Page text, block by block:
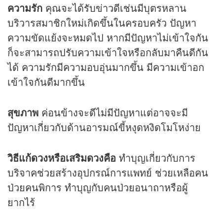
ความรัก คุณจะได้รับข่าวดีเช่นมีบุตรหลาน
บริวารสมาชิกใหม่เกิดขึ้นในครอบครัว ปัญหา
ความขัดแย้งจะหมดไป หากมีปัญหาไม่เข้าใจกัน
ก็จะสามารถปรับความเข้าใจหรือกลับมาคืนดีกัน
ได้ ความรักมีความอบอุ่นมากขึ้น มีความเข้าอก
เข้าใจกันดีมากขึ้น
สุขภาพ ค่อนข้างจะดีไม่มีปัญหาแต่อาจจะมี
ปัญหาเกี่ยวกับด้านอารมณ์ขี้หงุดหงิดโมโหง่าย
วิธีแก้ดวงหรือเสริมดวงคือ ทำบุญเกี่ยวกับการ
บริจาคช่วยสร้างอุปกรณ์การแพทย์ ช่วยเหลือคน
ป่วยคนพิการ ทำบุญกับคนป่วยอนาถาหรือผู้
ยากไร้